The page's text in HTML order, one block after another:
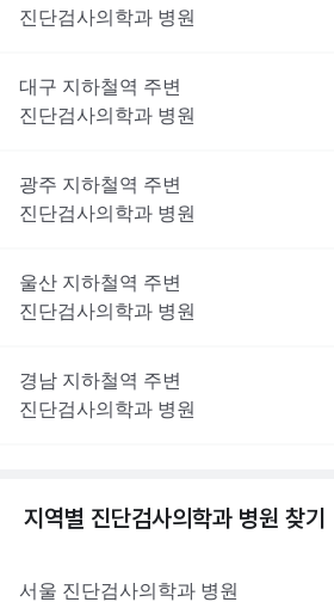
진단검사의학과 병원
대구 지하철역 주변
진단검사의학과 병원
광주 지하철역 주변
진단검사의학과 병원
울산 지하철역 주변
진단검사의학과 병원
경남 지하철역 주변
진단검사의학과 병원
지역별 진단검사의학과 병원 찾기
서울 진단검사의학과 병원